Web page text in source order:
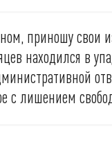
приношу свои
находился в
с лишением